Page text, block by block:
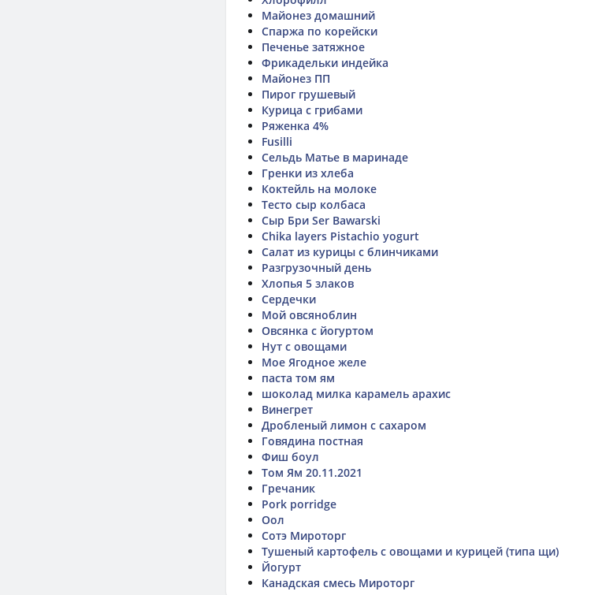
Майонез домашний
Спаржа по корейски
Печенье затяжное
Фрикадельки индейка
Майонез ПП
Пирог грушевый
Курица с грибами
Ряженка 4%
Fusilli
Сельдь Матье в маринаде
Гренки из хлеба
Коктейль на молоке
Тесто сыр колбаса
Сыр Бри Ser Bawarski
Chika layers Pistachio yogurt
Салат из курицы с блинчиками
Разгрузочный день
Хлопья 5 злаков
Сердечки
Мой овсяноблин
Овсянка с йогуртом
Нут с овощами
Мое Ягодное желе
паста том ям
шоколад милка карамель арахис
Винегрет
Дробленый лимон с сахаром
Говядина постная
Фиш боул
Том Ям 20.11.2021
Гречаник
Pork porridge
Оол
Сотэ Мироторг
Тушеный картофель с овощами и курицей (типа щи)
Йогурт
Канадская смесь Мироторг